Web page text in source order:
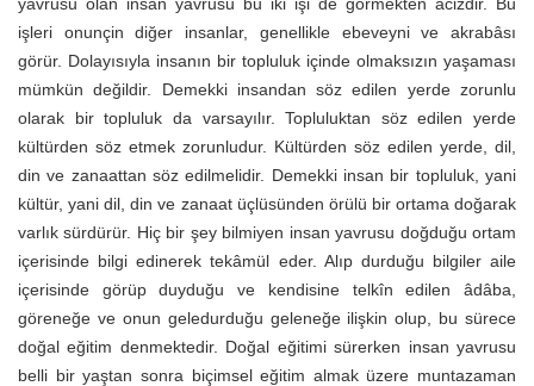
işleri onunçin diğer insanlar, genellikle ebeveyni ve akrabâsı
görür. Dolayısıyla insanın bir topluluk içinde olmaksızın yaşaması
mümkün değildir. Demekki insandan söz edilen yerde zorunlu
olarak bir topluluk da varsayılır. Topluluktan söz edilen yerde
kültürden söz etmek zorunludur. Kültürden söz edilen yerde, dil,
din ve zanaattan söz edilmelidir. Demekki insan bir topluluk, yani
kültür, yani dil, din ve zanaat üçlüsünden örülü bir ortama doğarak
varlık sürdürür. Hiç bir şey bilmiyen insan yavrusu doğduğu ortam
içerisinde bilgi edinerek tekâmül eder. Alıp durduğu bilgiler aile
içerisinde görüp duyduğu ve kendisine telkîn edilen âdâba,
göreneğe ve onun geledurduğu geleneğe ilişkin olup, bu sürece
doğal eğitim denmektedir. Doğal eğitimi sürerken insan yavrusu
belli bir yaştan sonra biçimsel eğitim almak üzere muntazaman